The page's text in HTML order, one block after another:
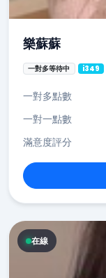
樂蘇蘇
一對多等待中 i349
一對多點數
一對一點數
滿意度評分
在線